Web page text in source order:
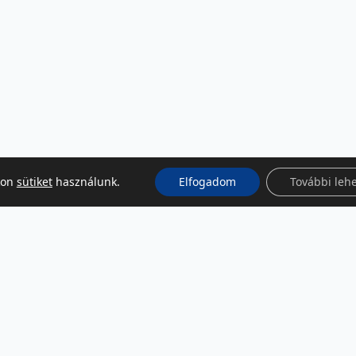
sütikethasználunk. Elfogadom További